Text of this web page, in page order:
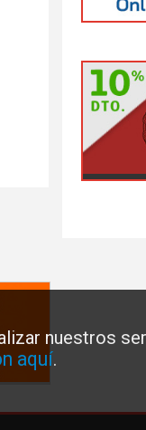
nuestros
aquí.